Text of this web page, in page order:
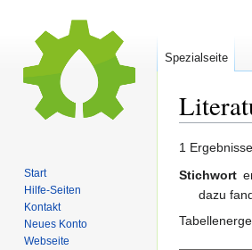
Zur
Zur
1
Stichwort
dazu
Spezialseite
Start
Hilfe-Seiten
Kontakt
Neues Konto
Webseite